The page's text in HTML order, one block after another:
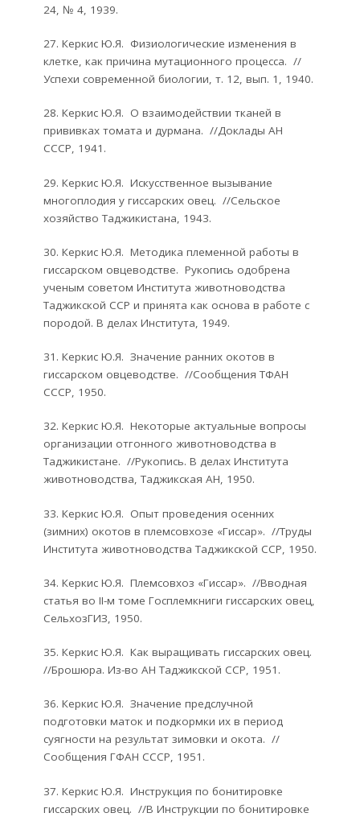
24, № 4, 1939.
27. Керкис Ю.Я. Физиологические изменения в
клетке, как причина мутационного процесса. //
Успехи современной биологии, т. 12, вып. 1, 1940.
28. Керкис Ю.Я. О взаимодействии тканей в
прививках томата и дурмана. //Доклады АН
СССР, 1941.
29. Керкис Ю.Я. Искусственное вызывание
многоплодия у гиссарских овец. //Сельское
хозяйство Таджикистана, 1943.
30. Керкис Ю.Я. Методика племенной работы в
гиссарском овцеводстве. Рукопись одобрена
ученым советом Института животноводства
Таджикской ССР и принята как основа в работе с
породой. В делах Института, 1949.
31. Керкис Ю.Я. Значение ранних окотов в
гиссарском овцеводстве. //Сообщения ТФАН
СССР, 1950.
32. Керкис Ю.Я. Некоторые актуальные вопросы
организации отгонного животноводства в
Таджикистане. //Рукопись. В делах Института
животноводства, Таджикская АН, 1950.
33. Керкис Ю.Я. Опыт проведения осенних
(зимних) окотов в племсовхозе «Гиссар». //Труды
Института животноводства Таджикской ССР, 1950.
34. Керкис Ю.Я. Племсовхоз «Гиссар». //Вводная
статья во II-м томе Госплемкниги гиссарских овец,
СельхозГИЗ, 1950.
35. Керкис Ю.Я. Как выращивать гиссарских овец.
//Брошюра. Из-во АН Таджикской ССР, 1951.
36. Керкис Ю.Я. Значение предслучной
подготовки маток и подкормки их в период
суягности на результат зимовки и окота. //
Сообщения ГФАН СССР, 1951.
37. Керкис Ю.Я. Инструкция по бонитировке
гиссарских овец. //В Инструкции по бонитировке